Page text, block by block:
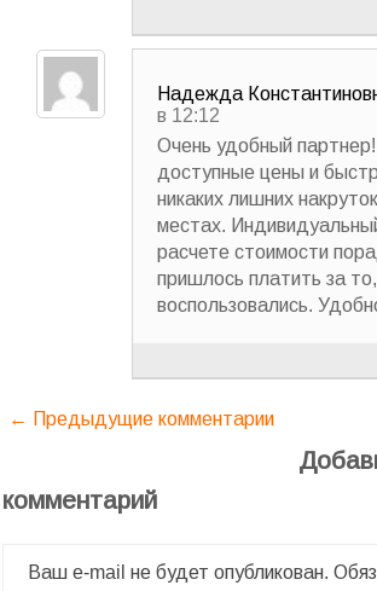
Надежда
в 12:12
Очень удобный
доступные цены и
никаких лишних
местах.
расчете стоимости
пришлось платить за
воспользовались.
← Предыдущие комментарии
комментарий
Ваш e-mail не будет опубликован.